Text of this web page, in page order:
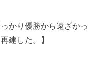
かり優勝から遠ざかっ
建した。】